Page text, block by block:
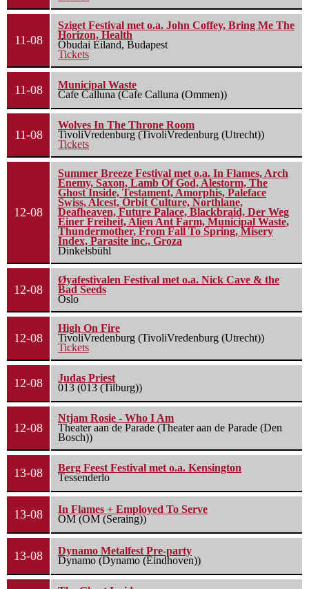
11-08
Sziget Festival met o.a. John Coffey, Bring Me The
Horizon, Health
Óbudai Eiland, Budapest
Tickets
11-08
Municipal Waste
Cafe Calluna (Cafe Calluna (Ommen))
11-08
Wolves In The Throne Room
TivoliVredenburg (TivoliVredenburg (Utrecht))
Tickets
12-08
Summer Breeze Festival met o.a. In Flames, Arch
Enemy, Saxon, Lamb Of God, Alestorm, The
Ghost Inside, Testament, Amorphis, Paleface
Swiss, Alcest, Orbit Culture, Northlane,
Deafheaven, Future Palace, Blackbraid, Der Weg
Einer Freiheit, Alien Ant Farm, Municipal Waste,
Thundermother, From Fall To Spring, Misery
Index, Parasite inc., Groza
Dinkelsbühl
12-08
Øyafestivalen Festival met o.a. Nick Cave & the
Bad Seeds
Oslo
12-08
High On Fire
TivoliVredenburg (TivoliVredenburg (Utrecht))
Tickets
12-08
Judas Priest
013 (013 (Tilburg))
12-08
Ntjam Rosie - Who I Am
Theater aan de Parade (Theater aan de Parade (Den
Bosch))
13-08
Berg Feest Festival met o.a. Kensington
Tessenderlo
13-08
In Flames + Employed To Serve
OM (OM (Seraing))
13-08
Dynamo Metalfest Pre-party
Dynamo (Dynamo (Eindhoven))